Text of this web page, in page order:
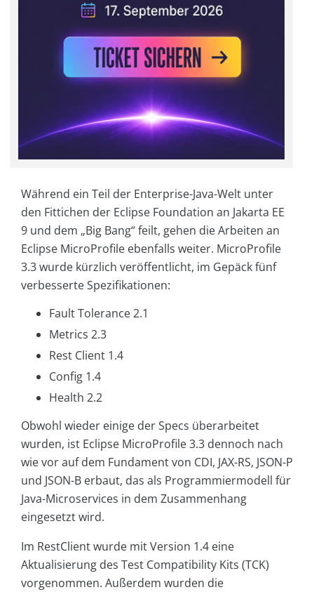
Während ein Teil der Enterprise-Java-Welt unter
den Fittichen der Eclipse Foundation an Jakarta EE
9 und dem „Big Bang“ feilt, gehen die Arbeiten an
Eclipse MicroProfile ebenfalls weiter. MicroProfile
3.3 wurde kürzlich veröffentlicht, im Gepäck fünf
verbesserte Spezifikationen:
Fault Tolerance 2.1
Metrics 2.3
Rest Client 1.4
Config 1.4
Health 2.2
Obwohl wieder einige der Specs überarbeitet
wurden, ist Eclipse MicroProfile 3.3 dennoch nach
wie vor auf dem Fundament von CDI, JAX-RS, JSON-P
und JSON-B erbaut, das als Programmiermodell für
Java-Microservices in dem Zusammenhang
eingesetzt wird.
Im RestClient wurde mit Version 1.4 eine
Aktualisierung des Test Compatibility Kits (TCK)
vorgenommen. Außerdem wurden die